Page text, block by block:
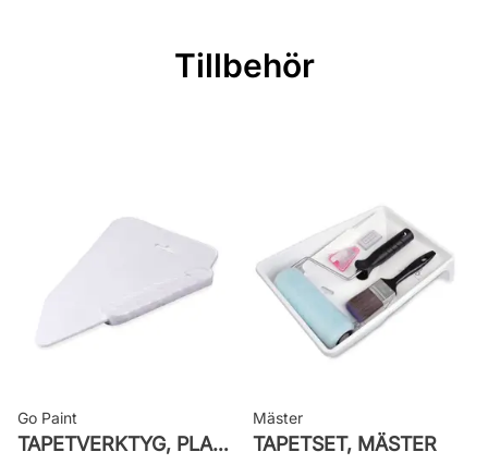
Bredd: 0,53 m
Leverantörens artikelnummer: 13117
Tillbehör
Go Paint
TAPETVERKTYG, PLAST GO PAINT
Mäster
TAPETSET, MÄSTER